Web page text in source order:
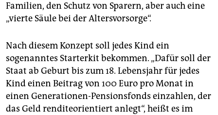
Familien, den Schutz von Sparern, aber auch eine
„vierte Säule bei der Altersvorsorge“.
Nach diesem Konzept soll jedes Kind ein
sogenanntes Starterkit bekommen. „Dafür soll der
Staat ab Geburt bis zum 18. Lebensjahr für jedes
Kind einen Beitrag von 100 Euro pro Monat in
einen Generationen-Pensionsfonds einzahlen, der
das Geld renditeorientiert anlegt“, heißt es im